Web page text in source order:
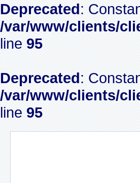
Deprecated:
/var/www/clients/
line 95
Deprecated:
/var/www/clients/
line 95